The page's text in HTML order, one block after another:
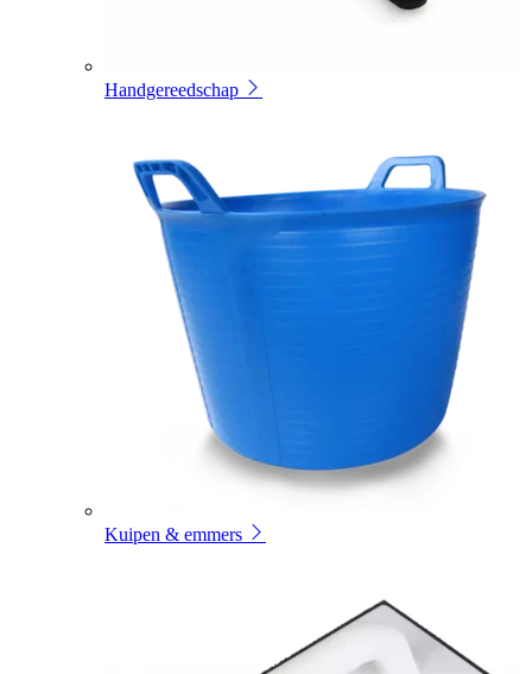
Handgereedschap
Kuipen & emmers